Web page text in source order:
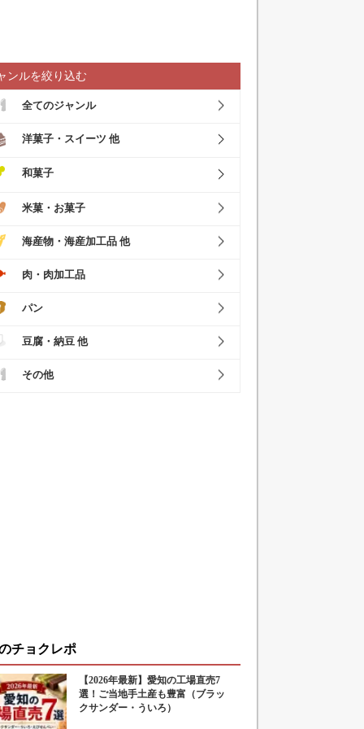
ンルを絞り込む
全てのジャンル
洋菓子・スイーツ 他
和菓子
米菓・お菓子
海産物・海産加工品 他
肉・肉加工品
パン
豆腐・納豆 他
その他
チョクレポ
【2026年最新】愛知の工場直売7
選！ご当地手土産も豊富（ブラッ
クサンダー・ういろ）